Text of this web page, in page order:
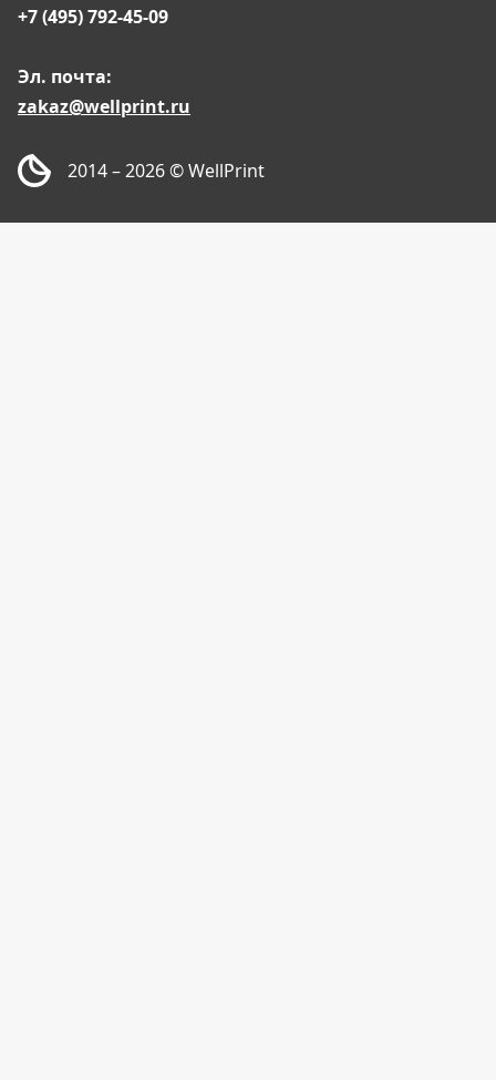
+7 (495) 792-45-09
Эл. почта:
zakaz@wellprint.ru
2014 – 2026© WellPrint